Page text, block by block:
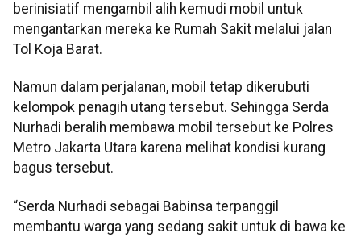
berinisiatif mengambil alih kemudi mobil untuk
mengantarkan mereka ke Rumah Sakit melalui jalan
Tol Koja Barat.
Namun dalam perjalanan, mobil tetap dikerubuti
kelompok penagih utang tersebut. Sehingga Serda
Nurhadi beralih membawa mobil tersebut ke Polres
Metro Jakarta Utara karena melihat kondisi kurang
bagus tersebut.
“Serda Nurhadi sebagai Babinsa terpanggil
membantu warga yang sedang sakit untuk di bawa ke